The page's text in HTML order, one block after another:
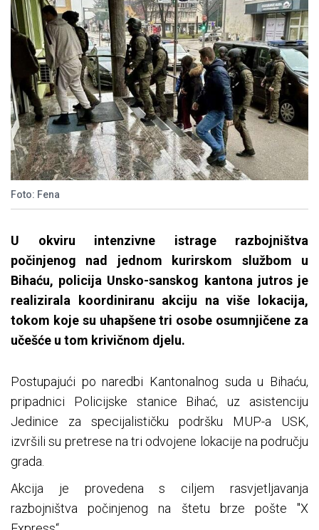
Foto: Fena
U okviru intenzivne istrage razbojništva
počinjenog nad jednom kurirskom službom u
Bihaću, policija Unsko-sanskog kantona jutros je
realizirala koordiniranu akciju na više lokacija,
tokom koje su uhapšene tri osobe osumnjičene za
učešće u tom krivičnom djelu.
Postupajući po naredbi Kantonalnog suda u Bihaću,
pripadnici Policijske stanice Bihać, uz asistenciju
Jedinice za specijalističku podršku MUP-a USK,
izvršili su pretrese na tri odvojene lokacije na području
grada.
Akcija je provedena s ciljem rasvjetljavanja
razbojništva počinjenog na štetu brze pošte "X